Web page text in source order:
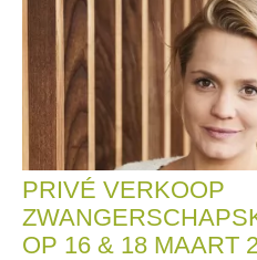
PRIVÉ VERKOOP
OP 16 & 18 MAART